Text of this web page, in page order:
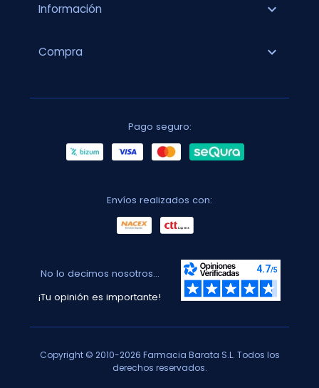
Información expand_more
Compra expand_more
Pago seguro:
Envíos realizados con:
No lo decimos nosotros...
¡Tu opinión es importante!
Copyright © 2010-2026 Farmacia Barata S.L. Todos los
derechos reservados.